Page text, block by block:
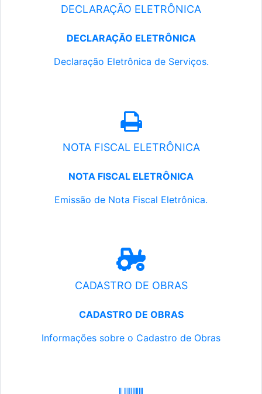
DECLARAÇÃO ELETRÔNICA
DECLARAÇÃO ELETRÔNICA
Declaração Eletrônica de Serviços.
NOTA FISCAL ELETRÔNICA
NOTA FISCAL ELETRÔNICA
Emissão de Nota Fiscal Eletrônica.
CADASTRO DE OBRAS
CADASTRO DE OBRAS
Informações sobre o Cadastro de Obras